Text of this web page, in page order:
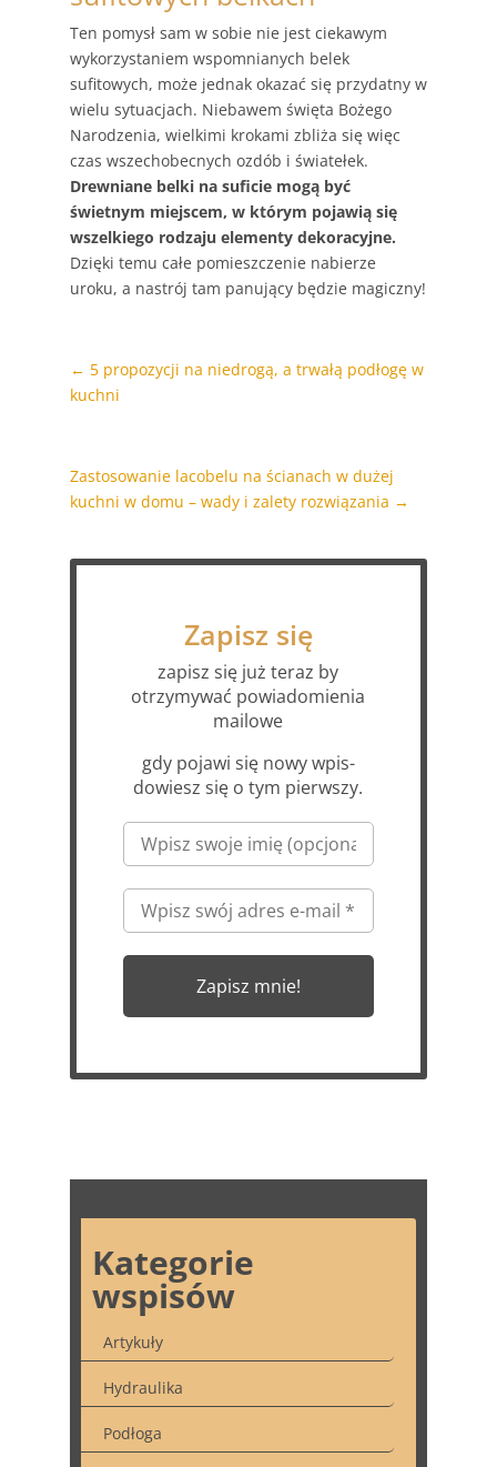
Ten pomysł sam w sobie nie jest ciekawym
wykorzystaniem wspomnianych belek
sufitowych, może jednak okazać się przydatny w
wielu sytuacjach. Niebawem święta Bożego
Narodzenia, wielkimi krokami zbliża się więc
czas wszechobecnych ozdób i światełek.
Drewniane belki na suficie mogą być
świetnym miejscem, w którym pojawią się
wszelkiego rodzaju elementy dekoracyjne.
Dzięki temu całe pomieszczenie nabierze
uroku, a nastrój tam panujący będzie magiczny!
← 5 propozycji na niedrogą, a trwałą podłogę w
kuchni
Zastosowanie lacobelu na ścianach w dużej
kuchni w domu – wady i zalety rozwiązania →
Zapisz się
zapisz się już teraz by
otrzymywać powiadomienia
mailowe
gdy pojawi się nowy wpis-
dowiesz się o tym pierwszy.
Kategorie
wspisów
Artykuły
Hydraulika
Podłoga